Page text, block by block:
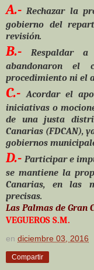
A.- Rechazar la
gobierno del
revisión.
B.- Respaldar a
abandonaron
procedimiento ni el
C.-Acordar el
iniciativas o
de una justa
Canarias (FDCAN),
gobiernos
D.-Participar e
se mantiene la
Canarias, en las
precisas.
Las Palmas de Gran
VEGUEROS S.M.
en diciembre 03, 2016
Compartir